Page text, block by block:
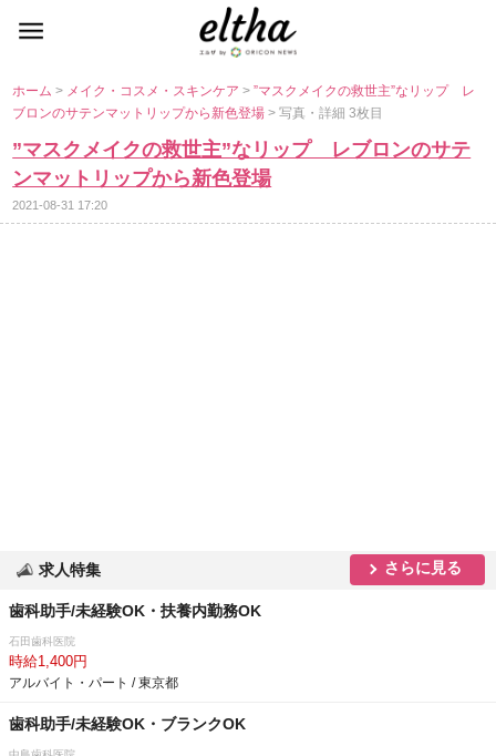
ホーム> メイク・コスメ・スキンケア>”マスクメイクの救世主”なリップ レ
ブロンのサテンマットリップから新色登場> 写真・詳細 3枚目
”マスクメイクの救世主”なリップ レブロンのサテ
ンマットリップから新色登場
2021-08-31 17:20
求人特集 さらに見る
歯科助手/未経験OK・扶養内勤務OK
石田歯科医院
時給1,400円
アルバイト・パート / 東京都
歯科助手/未経験OK・ブランクOK